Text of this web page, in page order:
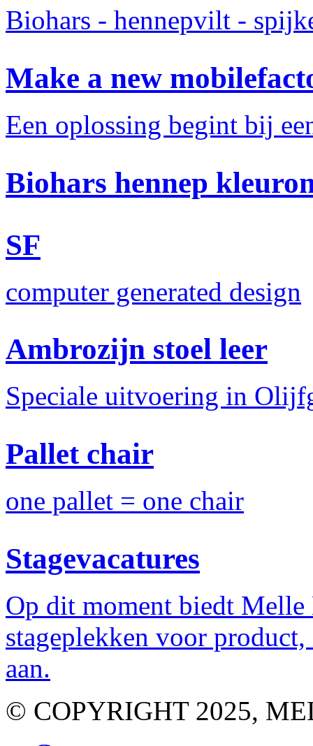
Biohars - hennepvilt -
Make a new
Een oplossing begint bij
Biohars hennep
SF
computer generated design
Ambrozijn stoel leer
Speciale uitvoering in
Pallet chair
one pallet = one chair
Stagevacatures
Op dit moment biedt
stageplekken voor
aan.
© COPYRIGHT 2025,